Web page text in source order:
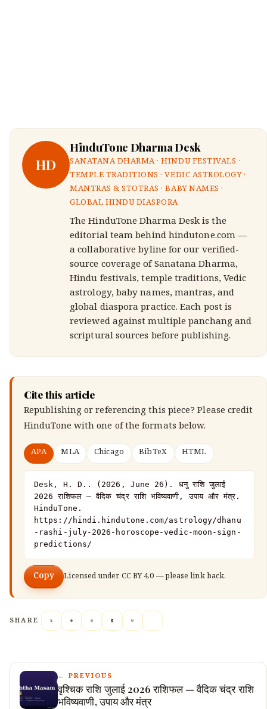
HD
HinduTone Dharma Desk
SANATANA DHARMA · HINDU FESTIVALS ·
TEMPLE TRADITIONS · VEDIC ASTROLOGY ·
MANTRAS & STOTRAS · BABY NAMES ·
GLOBAL HINDU DIASPORA
The HinduTone Dharma Desk is the
editorial team behind hindutone.com —
a collaborative byline for our verified-
source coverage of Sanatana Dharma,
Hindu festivals, temple traditions, Vedic
astrology, baby names, mantras, and
global diaspora practice. Each post is
reviewed against multiple panchang and
scriptural sources before publishing.
Cite this article
Republishing or referencing this piece? Please credit
HinduTone with one of the formats below.
APA MLA Chicago BibTeX HTML
Desk, H. D.. (2026, June 26). धनु राशि जुलाई
2026 राशिफल — वैदिक चंद्र राशि भविष्यवाणी, उपाय और मंत्र.
HinduTone.
https://hindi.hindutone.com/astrology/dhanu
-rashi-july-2026-horoscope-vedic-moon-sign-
predictions/
Copy Licensed under CC BY 4.0 — please link back.
SHARE
← PREVIOUS
वृश्चिक राशि जुलाई 2026 राशिफल — वैदिक चंद्र राशि
भविष्यवाणी, उपाय और मंत्र